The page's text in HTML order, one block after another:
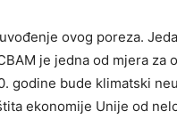
ovog poreza.
je jedna od mjera za
godine bude klimatski
ekonomije Unije od